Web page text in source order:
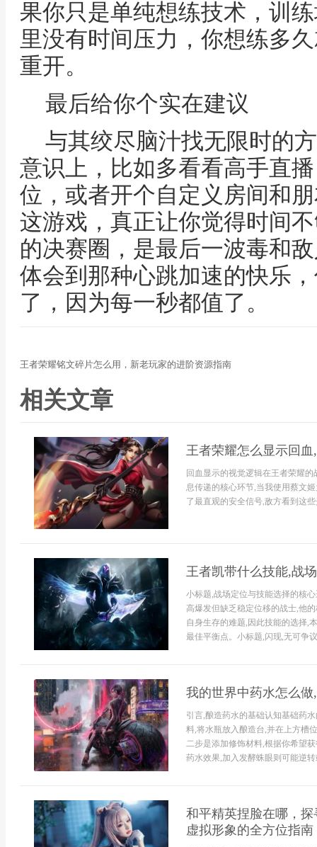
果你只是单纯想练技术，训
里没有时间压力，你想练多
重开。
最后给你个实在建议
与其绞尽脑汁找无限时的
意识上，比如多看看高手直
位，或者开个自定义房间和
这游戏，真正让你觉得时间
的决赛圈，是最后一波毒和
体会到那种心跳加速的快乐
了，因为每一秒都值了。
王者荣耀铭文碎片怎么用，新老玩家的进阶资源指南
相关文章
王者荣耀怎么显示回
回血显示的视觉逻辑在王者荣耀
息传递的核心环节,当我使用蔡文
了最直观的安全信号,敌方看到这
王者凯带什么技能,战
小标题,战场定位与技能选择的核
高爆发但缺乏稳定位移的战士,他
自身生存的难题,因此技能的选择,
最佳平衡点。小标题,闪现,无可争
我的世界中药水怎么
引言,酿造药水的基础认知基础药
料,将水瓶放入酿造台,并在上方槽
二步是添加修饰材料,根据你希望
药水效果,加入发酵蛛眼则可能逆
和平精英捏脸在哪，
虚拟形象的全方位指南